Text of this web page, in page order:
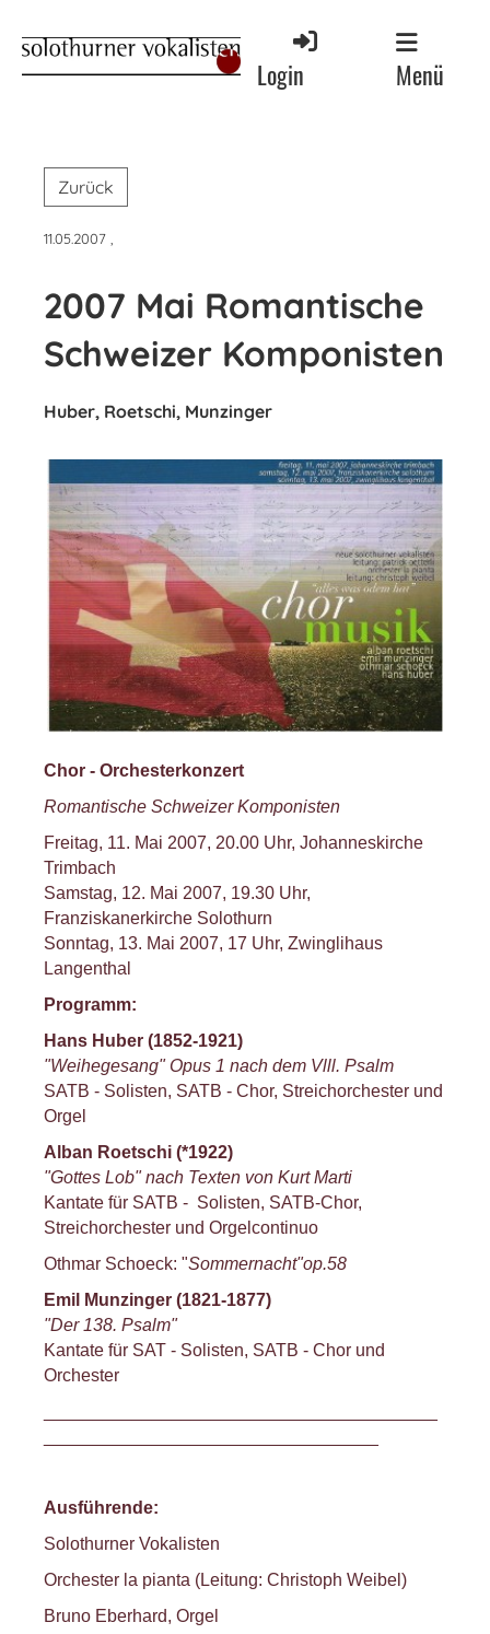
Login Menü
Zurück
11.05.2007
2007 Mai Romantische
Schweizer Komponisten
Huber, Roetschi, Munzinger
Chor - Orchesterkonzert
Romantische Schweizer Komponisten
Freitag, 11. Mai 2007, 20.00 Uhr, Johanneskirche
Trimbach
Samstag, 12. Mai 2007, 19.30 Uhr,
Franziskanerkirche Solothurn
Sonntag, 13. Mai 2007, 17 Uhr, Zwinglihaus
Langenthal
Programm:
Hans Huber (1852-1921)
"Weihegesang" Opus 1 nach dem Vlll. Psalm
SATB - Solisten, SATB - Chor, Streichorchester und
Orgel
Alban Roetschi (*1922)
"Gottes Lob" nach Texten von Kurt Marti
Kantate für SATB - Solisten, SATB-Chor,
Streichorchester und Orgelcontinuo
Othmar Schoeck: "Sommernacht"op.58
Emil Munzinger (1821-1877)
"Der 138. Psalm"
Kantate für SAT - Solisten, SATB - Chor und
Orchester
Ausführende:
Solothurner Vokalisten
Orchester la pianta (Leitung: Christoph Weibel)
Bruno Eberhard, Orgel